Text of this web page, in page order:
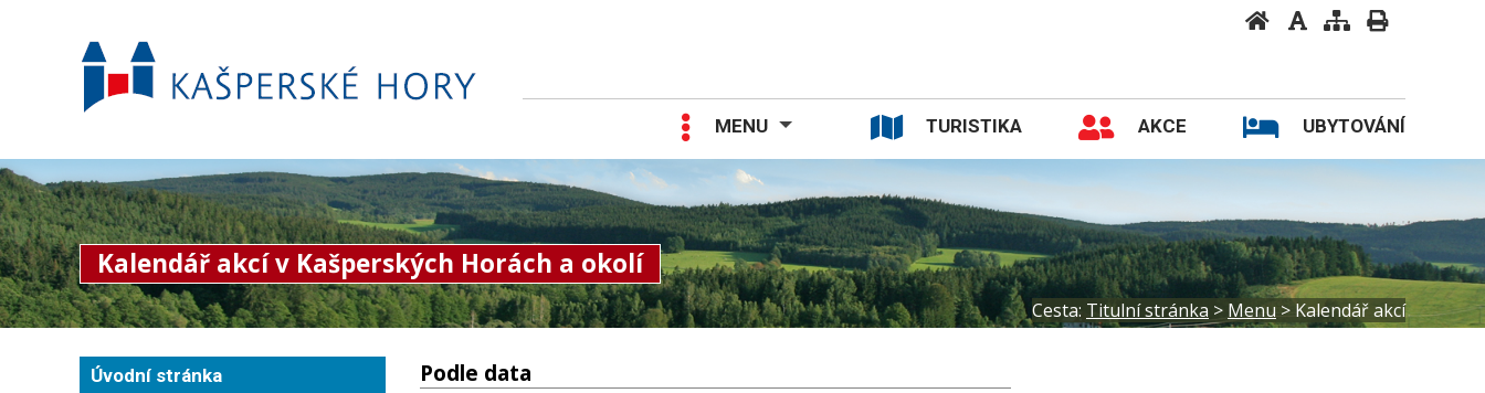
MENU TURISTIKA AKCE UBYTOVÁNÍ
Kalendář akcí v Kašperských Horách a okolí
Cesta: Titulní stránka > Menu > Kalendář akcí
Úvodní stránka
Podle data